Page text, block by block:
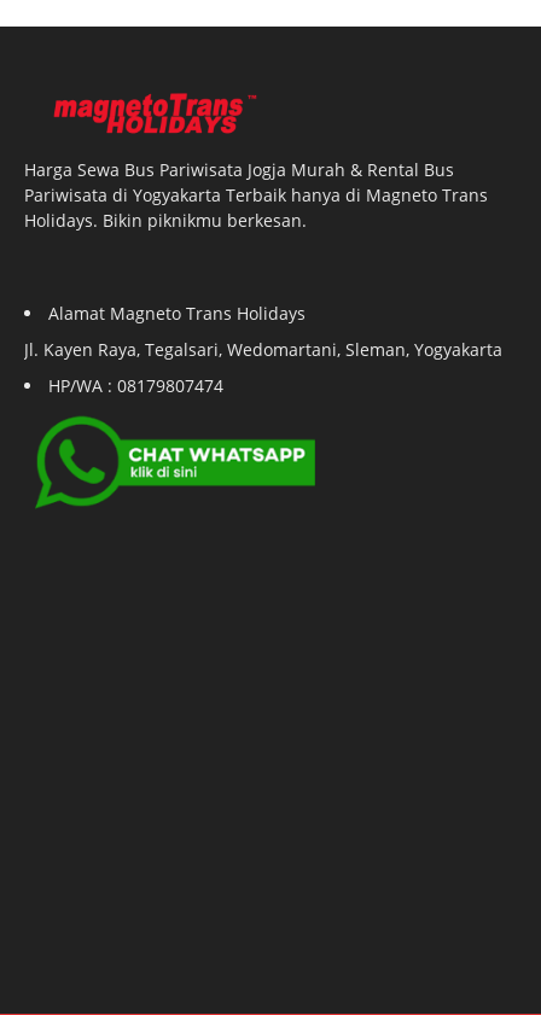
Harga Sewa Bus Pariwisata Jogja Murah & Rental Bus
Pariwisata di Yogyakarta Terbaik hanya di Magneto Trans
Holidays. Bikin piknikmu berkesan.
Alamat Magneto Trans Holidays
Jl. Kayen Raya, Tegalsari, Wedomartani, Sleman, Yogyakarta
HP/WA : 08179807474